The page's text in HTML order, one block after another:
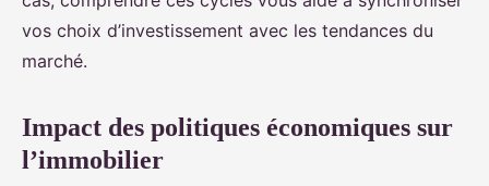
vos choix d’investissement avec les tendances du
marché.
Impact des politiques économiques sur
l’immobilier